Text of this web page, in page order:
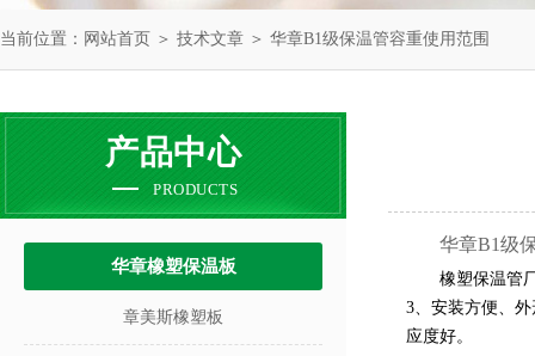
当前位置： 网站首页 ＞ 技术文章 ＞ 华章B1级保温管容重使用范围
产品中心
PRODUCTS
华章橡塑保温板
章美斯橡塑板
华章B1级
橡塑保温管
3、安装方便、
应度好。